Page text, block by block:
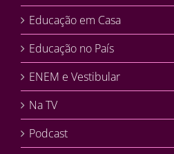
Educação em Casa
Educação no País
ENEM e Vestibular
Na TV
Podcast